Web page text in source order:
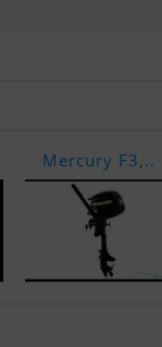
Mercury F3,..